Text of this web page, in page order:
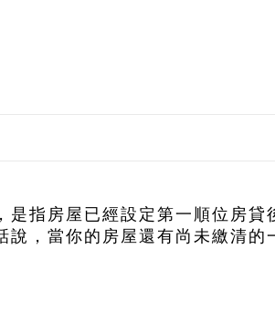
是指房屋已經設定第一順位房
，當你的房屋還有尚未繳清